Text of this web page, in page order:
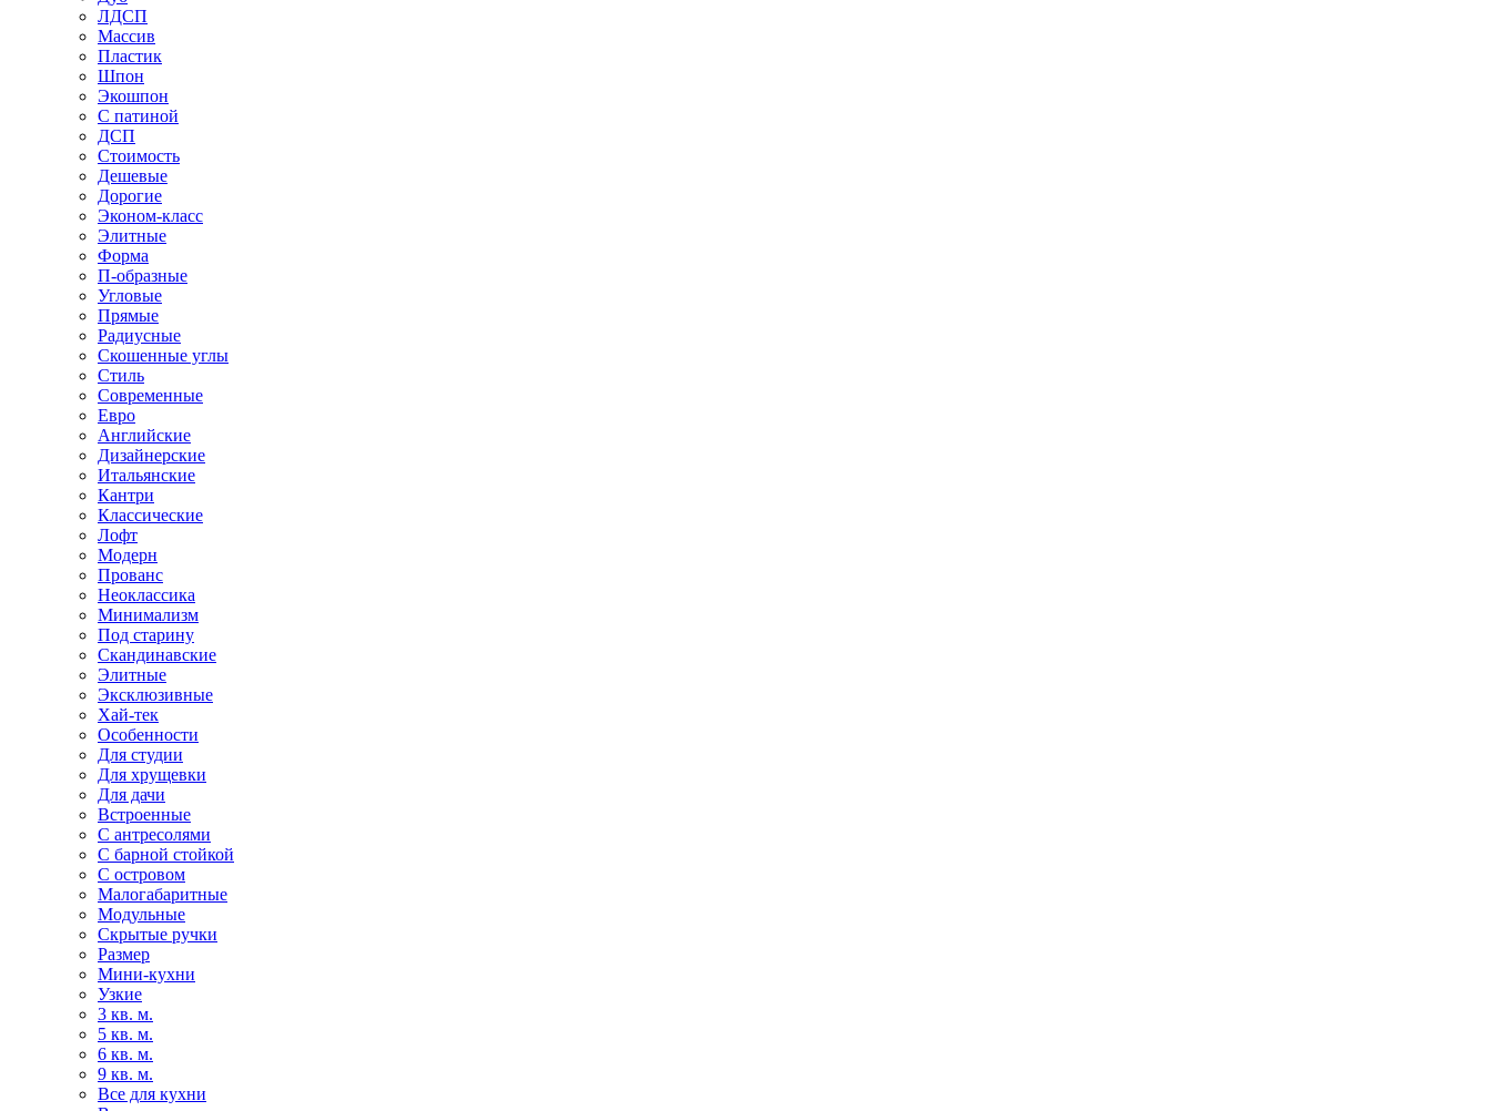
ЛДСП
Массив
Пластик
Шпон
Экошпон
С патиной
ДСП
Стоимость
Дешевые
Дорогие
Эконом-класс
Элитные
Форма
П-образные
Угловые
Прямые
Радиусные
Скошенные углы
Стиль
Современные
Евро
Английские
Дизайнерские
Итальянские
Кантри
Классические
Лофт
Модерн
Прованс
Неоклассика
Минимализм
Под старину
Скандинавские
Элитные
Эксклюзивные
Хай-тек
Особенности
Для студии
Для хрущевки
Для дачи
Встроенные
С антресолями
С барной стойкой
С островом
Малогабаритные
Модульные
Скрытые ручки
Размер
Мини-кухни
Узкие
3 кв. м.
5 кв. м.
6 кв. м.
9 кв. м.
Все для кухни